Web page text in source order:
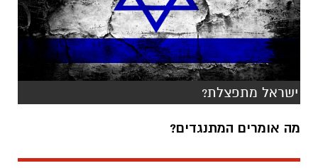
ישראל מתפצלת?
מה אומרים המתנגדים?